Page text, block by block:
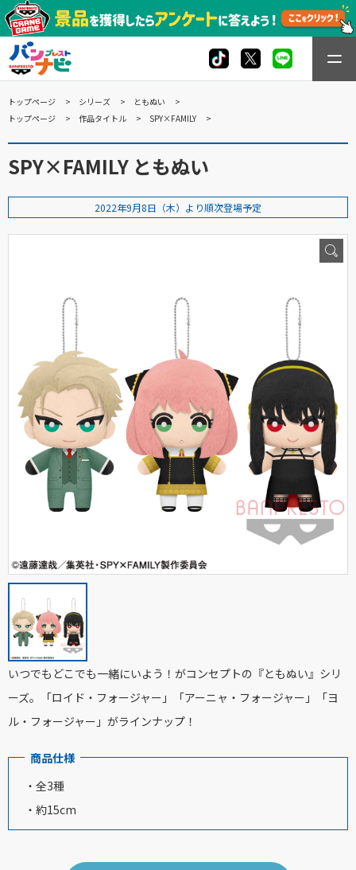
トップページ シリーズ
ともぬい
トップページ
作品タイトル SPY×FAMILY
SPY×FAMILY ともぬい
2022年9月8日（木）より順次登場予定
いつでもどこでも一緒にいよう！がコンセプトの『ともぬい』シリ
ーズ。「ロイド・フォージャー」「アーニャ・フォージャー」「ヨ
ル・フォージャー」がラインナップ！
商品仕様
・全3種
・約15cm